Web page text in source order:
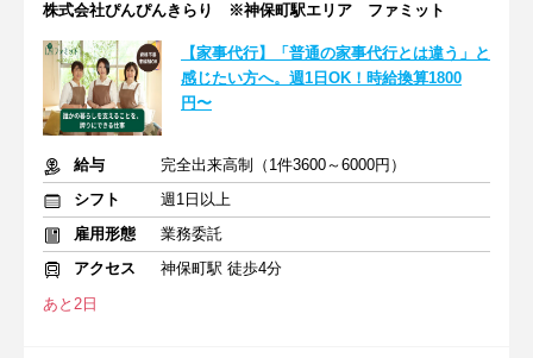
株式会社ぴんぴんきらり ※神保町駅エリア ファミット
【家事代行】「普通の家事代行とは違う」と
感じたい方へ。週1日OK！時給換算1800
円〜
給与
完全出来高制（1件3600～6000円）
シフト
週1日以上
雇用形態
業務委託
アクセス
神保町駅 徒歩4分
あと2日